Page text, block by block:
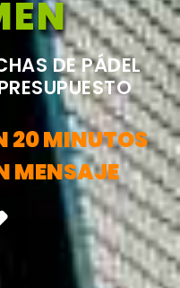
DE PÁDEL
20 MINUTOS
MENSAJE